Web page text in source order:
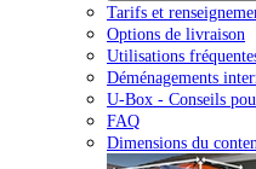
Tarifs et
Options de livraison
Utilisations
Déménagements
U-Box - Conseils
FAQ
Dimensions du